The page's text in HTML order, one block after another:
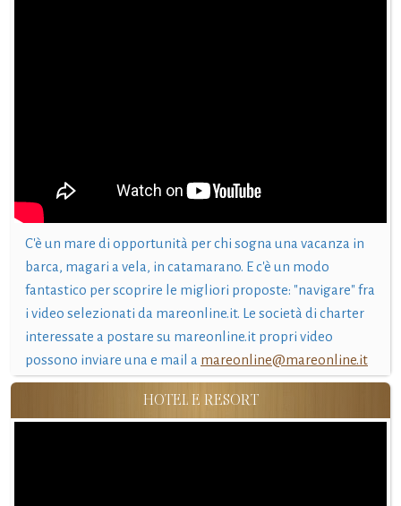
C'è un mare di opportunità per chi sogna una vacanza in
barca, magari a vela, in catamarano. E c'è un modo
fantastico per scoprire le migliori proposte: "navigare" fra
i video selezionati da mareonline.it. Le società di charter
interessate a postare su mareonline.it propri video
possono inviare una e mail a mareonline@mareonline.it
HOTEL E RESORT